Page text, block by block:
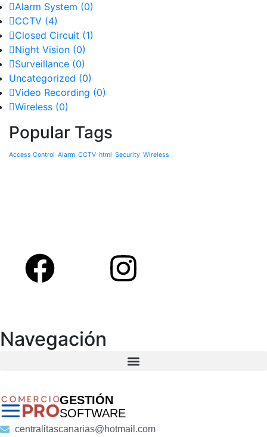
Alarm System (0)
CCTV (4)
Closed Circuit (1)
Night Vision (0)
Surveillance (0)
Uncategorized (0)
Video Recording (0)
Wireless (0)
Popular Tags
Access Control Alarm CCTV html Security Wireless
Navegación
GESTIÓN
SOFTWARE
centralitascanarias@hotmail.com